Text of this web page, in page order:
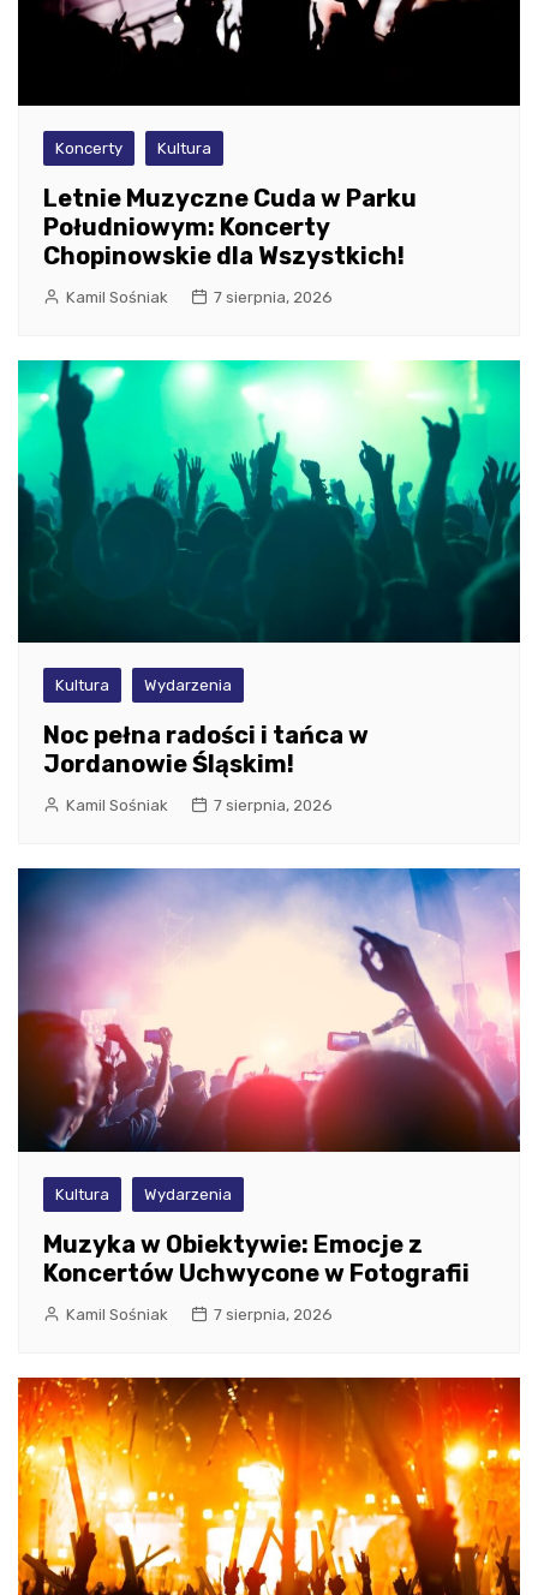
Koncerty Kultura
Letnie Muzyczne Cuda w Parku
Południowym: Koncerty
Chopinowskie dla Wszystkich!
Kamil Sośniak 7 sierpnia, 2026
Kultura Wydarzenia
Noc pełna radości i tańca w
Jordanowie Śląskim!
Kamil Sośniak 7 sierpnia, 2026
Kultura Wydarzenia
Muzyka w Obiektywie: Emocje z
Koncertów Uchwycone w Fotografii
Kamil Sośniak 7 sierpnia, 2026